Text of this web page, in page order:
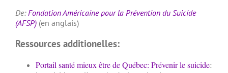
De:Fondation Américaine pour la Prévention du Suicide
(AFSP) (en anglais)
Ressources additionelles:
Portail santé mieux être de Québec: Prévenir le suicide: